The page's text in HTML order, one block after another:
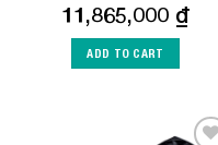
11,865,000 ₫
ADD TO CART